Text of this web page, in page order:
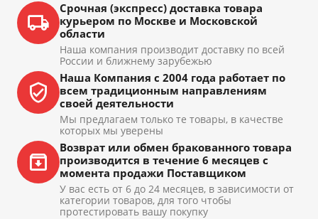
Срочная (экспресс) доставка товара
курьером по Москве и Московской
области
Наша компания производит доставку по всей
России и ближнему зарубежью
Наша Компания с 2004 года работает по
всем традиционным направлениям
своей деятельности
Мы предлагаем только те товары, в качестве
которых мы уверены
Возврат или обмен бракованного товара
производится в течение 6 месяцев с
момента продажи Поставщиком
У вас есть от 6 до 24 месяцев, в зависимости от
категории товаров, для того чтобы
протестировать вашу покупку